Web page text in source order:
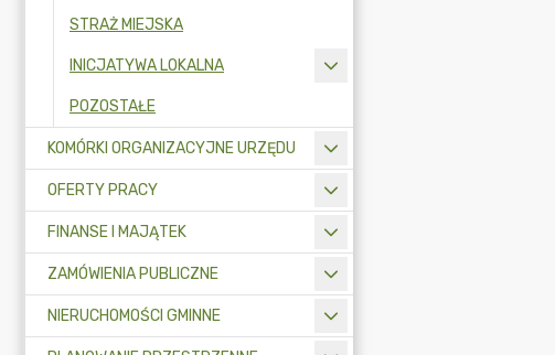
STRAŻ MIEJSKA
INICJATYWA LOKALNA
POZOSTAŁE
KOMÓRKI ORGANIZACYJNE URZĘDU
OFERTY PRACY
FINANSE I MAJĄTEK
ZAMÓWIENIA PUBLICZNE
NIERUCHOMOŚCI GMINNE